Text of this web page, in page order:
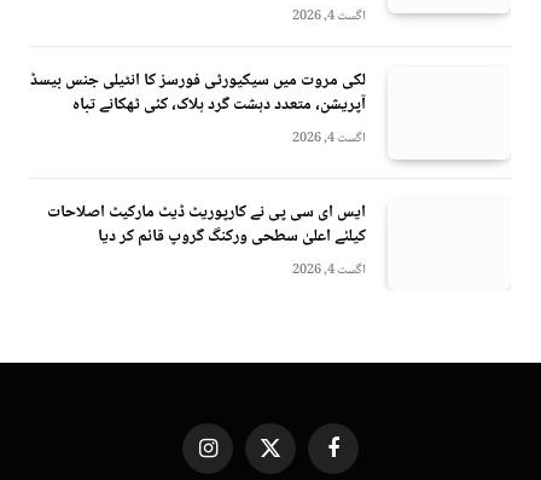
اگست 4, 2026
لکی مروت میں سیکیورٹی فورسز کا انٹیلی جنس بیسڈ
آپریشن، متعدد دہشت گرد ہلاک، کئی ٹھکانے تباہ
اگست 4, 2026
ایس ای سی پی نے کارپوریٹ ڈیٹ مارکیٹ اصلاحات
کیلئے اعلیٰ سطحی ورکنگ گروپ قائم کر دیا
اگست 4, 2026
Facebook
X
Instagram